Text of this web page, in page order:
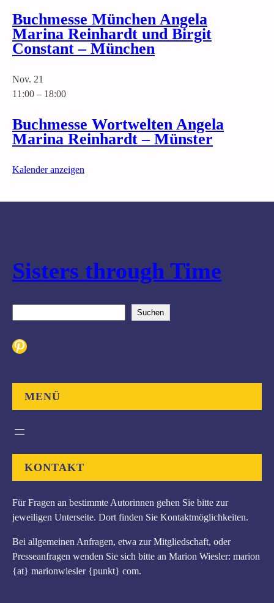
Buchmesse München Angela
Marina Reinhardt und Birgit
Constant – München
Nov. 21
11:00 – 18:00
Buchmesse Wortwelten Angela
Marina Reinhardt – Münster
Kalender anzeigen
Sisters through Time
c
h
n
Suchen
Pinterest
MENÜ
KONTAKT
Für Fragen an bestimmte Autorinnen gehen Sie bitte zur
jeweiligen Unterseite. Dort finden Sie Kontaktmöglichkeiten.
Bei allgemeinen Anfragen, etwa zur Mitgliedschaft, oder
Presseanfragen wenden Sie sich bitte an Marion Wiesler: marion
{at} marionwiesler {punkt} com.